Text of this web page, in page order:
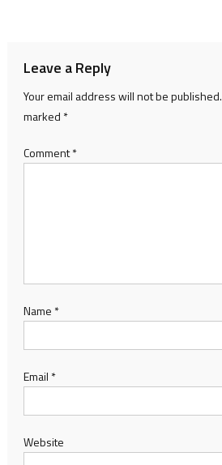
Leave a Reply
Your email address will not be published.
marked *
Comment*
Name *
Email *
Website